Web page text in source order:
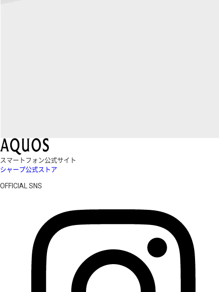
スマートフォン公式サイト
シャープ公式ストア
OFFICIAL SNS